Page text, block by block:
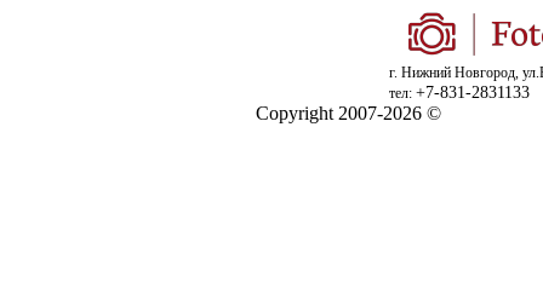
г. Нижний Новгород,
тел: +7-831-2831133
Copyright 2007-2026 ©